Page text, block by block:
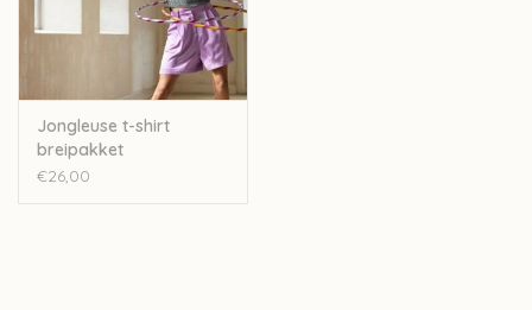
Jongleuse t-shirt
breipakket
€26,00